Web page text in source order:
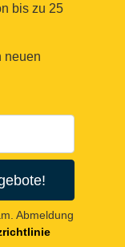
bis zu 25
neuen
Abmeldung